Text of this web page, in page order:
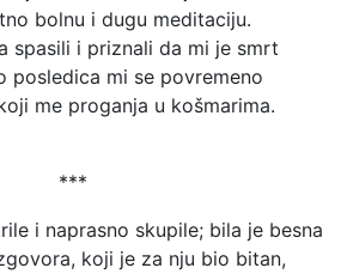
bolnu i dugu meditaciju.
spasili i priznali da mi je smrt
posledica mi se povremeno
me proganja u košmarima.
***
i naprasno skupile; bila je besna
koji je za nju bio bitan,